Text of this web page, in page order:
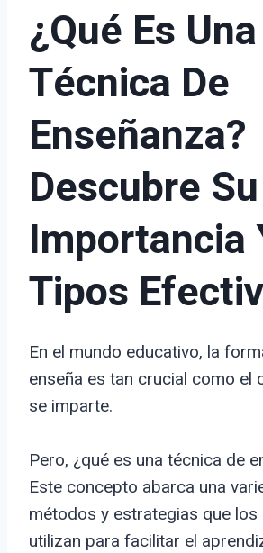
¿Qué Es Una
Técnica De
Enseñanza?
Descubre Su
Importancia
Tipos
En el mundo educativo, la
enseña es tan crucial como el
se imparte.
Pero, ¿qué es una técnica de
Este concepto abarca una
métodos y estrategias que los
utilizan para facilitar el